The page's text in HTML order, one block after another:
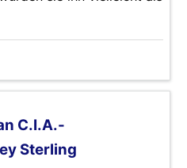
C.I.A.-
Sterling